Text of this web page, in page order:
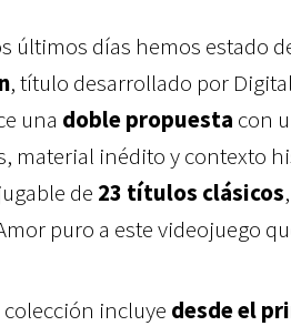
últimos días hemos estado
, título desarrollado por
una doble propuesta con
material inédito y contexto
de 23 títulos clásicos
puro a este videojuego
colección incluye desde el